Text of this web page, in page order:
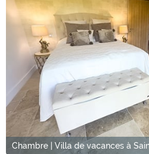
Chambre | Villa de vacances à